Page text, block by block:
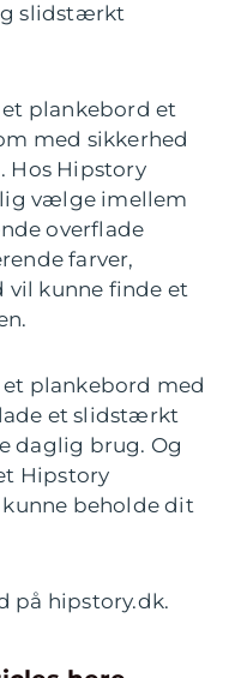
slidstærkt
plankebord et
med sikkerhed
Hos Hipstory
vælge imellem
overflade
farver,
vil kunne finde et
plankebord med
et slidstærkt
daglig brug. Og
Hipstory
beholde dit
på hipstory.dk.